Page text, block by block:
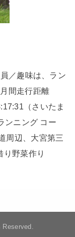
／趣味は、ラン
月間走行距離
（さいたま
ンニング コー
周辺、大宮第三
野菜作り